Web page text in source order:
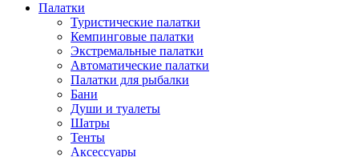
Палатки
Туристические палатки
Кемпинговые палатки
Экстремальные палатки
Автоматические палатки
Палатки для рыбалки
Бани
Души и туалеты
Шатры
Тенты
Аксессуары